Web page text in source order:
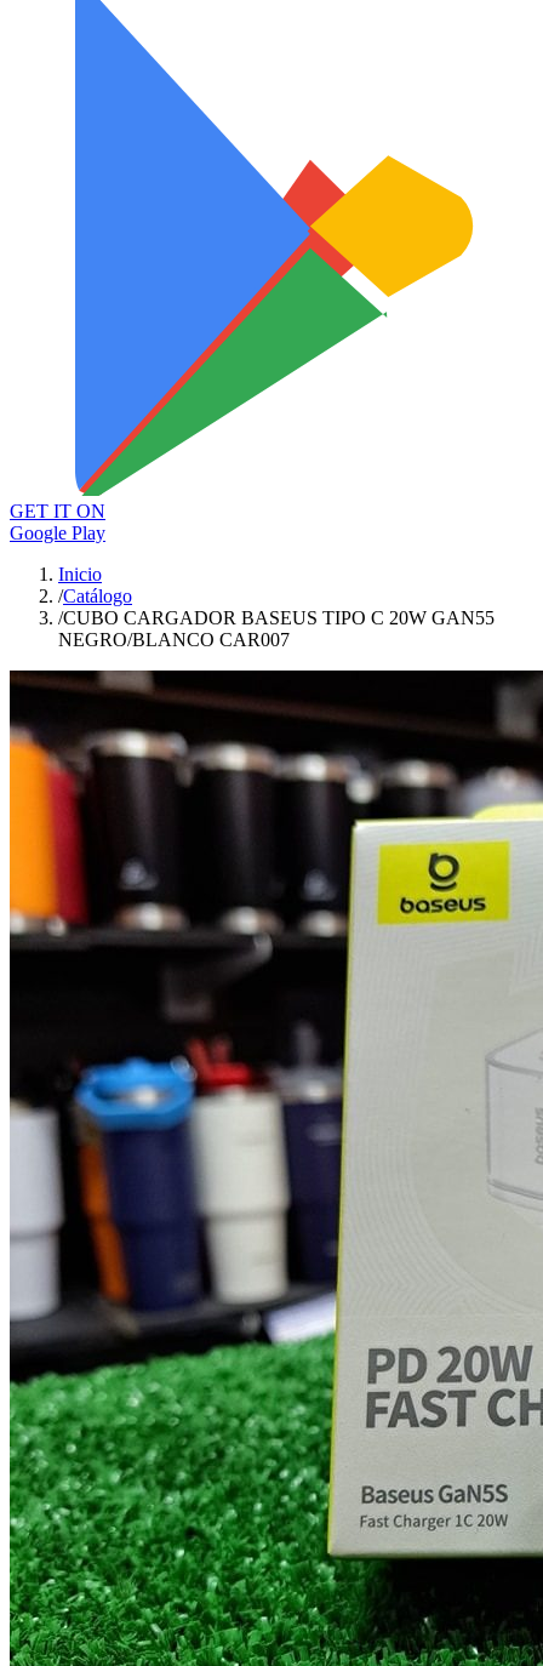
GET IT ON
Google Play
Inicio
/Catálogo
/CUBO CARGADOR BASEUS TIPO C 20W GAN55
NEGRO/BLANCO CAR007